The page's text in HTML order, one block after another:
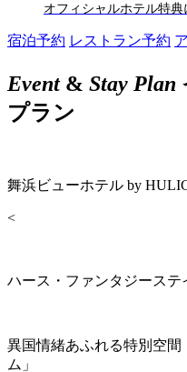
オフィシャルホテル特
宿泊予約 レストラン予約
Event& Stay Plan
プラン
舞浜ビューホテル by
<
ハース・ファンタジーステ
異国情緒あふれる特別空
ム」